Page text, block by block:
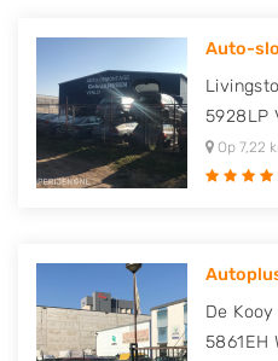
Auto-
5928LP
Op 7,22
De Kooy
5861EH